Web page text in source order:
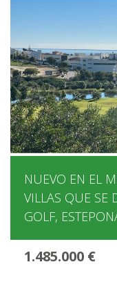
NUEVO EN EL
VILLAS QUE SE
GOLF,
1.485.000 €